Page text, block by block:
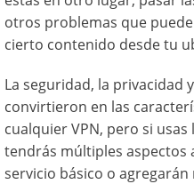
otros problemas que
cierto contenido desde tu
La seguridad, la privacidad
convirtieron en las
cualquier VPN, pero si usas
tendrás múltiples aspectos
servicio básico o